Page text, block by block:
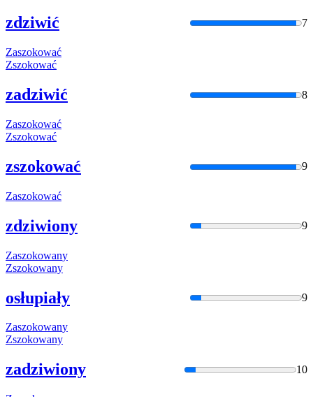
zdziwić 7
Zaszokować
Zszokować
zadziwić 8
Zaszokować
Zszokować
zszokować 9
Zaszokować
zdziwiony 9
Zaszokowany
Zszokowany
osłupiały 9
Zaszokowany
Zszokowany
zadziwiony 10